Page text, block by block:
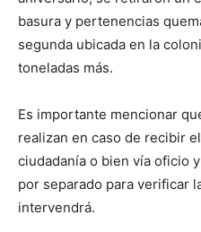
basura y pertenencias
segunda ubicada en la
toneladas más.
Es importante mencionar
realizan en caso de recibir
ciudadanía o bien vía oficio
por separado para verificar
intervendrá.